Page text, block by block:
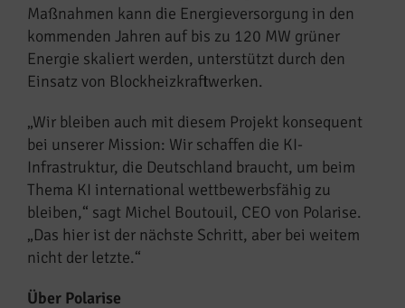
Maßnahmen kann die Energieversorgung in den
kommenden Jahren auf bis zu 120 MW grüner
Energie skaliert werden, unterstützt durch den
Einsatz von Blockheizkraftwerken.
„Wir bleiben auch mit diesem Projekt konsequent
bei unserer Mission: Wir schaffen die KI-
Infrastruktur, die Deutschland braucht, um beim
Thema KI international wettbewerbsfähig zu
bleiben,“ sagt Michel Boutouil, CEO von Polarise.
„Das hier ist der nächste Schritt, aber bei weitem
nicht der letzte.“
Über Polarise